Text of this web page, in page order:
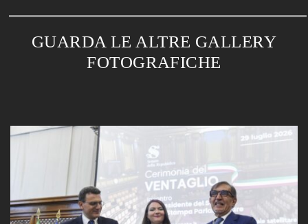
GUARDA LE ALTRE GALLERY
FOTOGRAFICHE